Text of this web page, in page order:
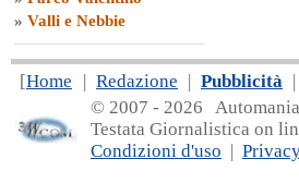
» Valli e Nebbie
[Home | Redazione | Pubblicità |
© 2007 - 2026
Testata Giornalistica on
Condizioni d'uso |